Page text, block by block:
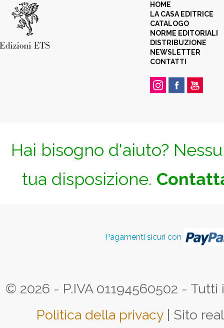
HOME
LA CASA EDITRICE
CATALOGO
NORME EDITORIALI
DISTRIBUZIONE
NEWSLETTER
CONTATTI
Hai bisogno d'aiuto?
tua disposizione.
Pagamenti sicuri con
© 2026 - P.IVA 01194560502 -
Politica della privacy | Sito